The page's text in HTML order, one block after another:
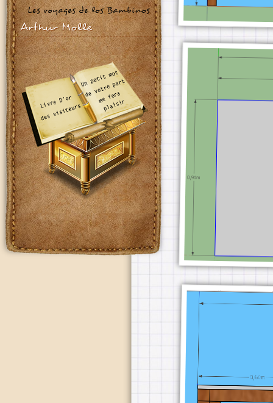
Les voyages de los Bambinos
Arthur Molle